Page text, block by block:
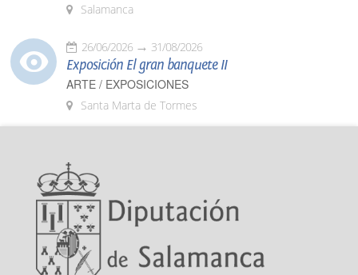
Salamanca
26/06/2026 31/08/2026
Exposición El gran banquete II
ARTE / EXPOSICIONES
Santa Marta de Tormes